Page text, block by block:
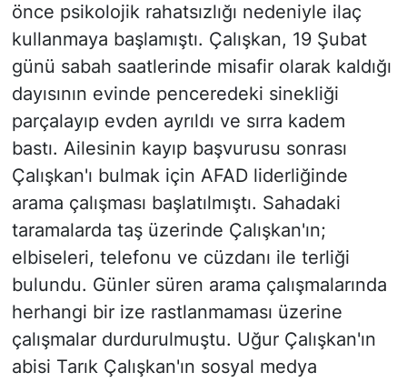
önce psikolojik rahatsızlığı nedeniyle ilaç
kullanmaya başlamıştı. Çalışkan, 19 Şubat
günü sabah saatlerinde misafir olarak kaldığı
dayısının evinde penceredeki sinekliği
parçalayıp evden ayrıldı ve sırra kadem
bastı. Ailesinin kayıp başvurusu sonrası
Çalışkan'ı bulmak için AFAD liderliğinde
arama çalışması başlatılmıştı. Sahadaki
taramalarda taş üzerinde Çalışkan'ın;
elbiseleri, telefonu ve cüzdanı ile terliği
bulundu. Günler süren arama çalışmalarında
herhangi bir ize rastlanmaması üzerine
çalışmalar durdurulmuştu. Uğur Çalışkan'ın
abisi Tarık Çalışkan'ın sosyal medya